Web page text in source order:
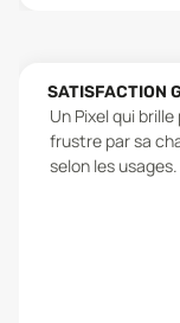
SATISFACTION
Un Pixel qui
frustre par sa
selon les usages.